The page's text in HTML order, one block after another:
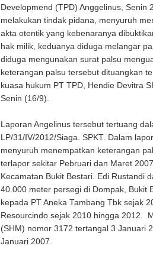
Developmend (TPD) Anggelinus, Senin
melakukan tindak pidana, menyuruh
akta otentik yang kebenaranya
hak milik, keduanya diduga melangar
diduga mengunakan surat palsu
keterangan palsu tersebut dituangkan
kuasa hukum PT TPD, Hendie Devitra
Senin (16/9).
Laporan Angelinus tersebut tertuang
LP/31/IV/2012/Siaga. SPKT. Dalam
menyuruh menempatkan keterangan
terlapor sekitar Pebruari dan Maret
Kecamatan Bukit Bestari. Edi Rustandi
40.000 meter persegi di Dompak, Bukit
kepada PT Aneka Tambang Tbk sejak
Resourcindo sejak 2010 hingga 2012.
(SHM) nomor 3172 tertangal 3 Januari
Januari 2007.